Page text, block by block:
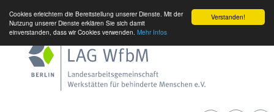
Verstanden!
Cookies erleichtern die Bereitstellung unserer Dienste. Mit der
Nutzung unserer Dienste erklären Sie sich damit
einverstanden, dass wir Cookies verwenden. Mehr Infos